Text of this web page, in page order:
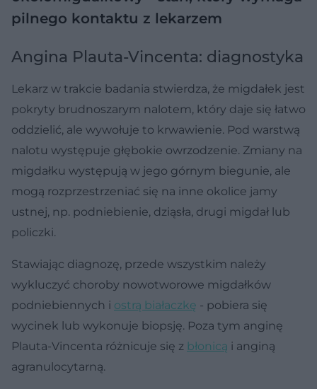
pilnego kontaktu z lekarzem
Angina Plauta-Vincenta: diagnostyka
Lekarz w trakcie badania stwierdza, że migdałek jest
pokryty brudnoszarym nalotem, który daje się łatwo
oddzielić, ale wywołuje to krwawienie. Pod warstwą
nalotu występuje głębokie owrzodzenie. Zmiany na
migdałku występują w jego górnym biegunie, ale
mogą rozprzestrzeniać się na inne okolice jamy
ustnej, np. podniebienie, dziąsła, drugi migdał lub
policzki.
Stawiając diagnozę, przede wszystkim należy
wykluczyć choroby nowotworowe migdałków
podniebiennych i ostrą białaczkę - pobiera się
wycinek lub wykonuje biopsję. Poza tym anginę
Plauta-Vincenta różnicuje się z błonicą i anginą
agranulocytarną.